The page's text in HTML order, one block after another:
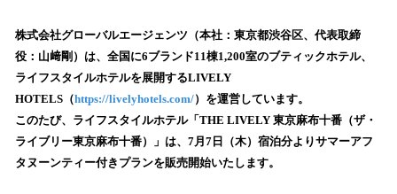
！
数
を
読
込
み
中
株式会社グローバルエージェンツ（本社：東京都渋谷区、代表取締
役：山﨑剛）は、全国に6ブランド11棟1,200室のブティックホテル、
ライフスタイルホテルを展開するLIVELY
HOTELS（https://livelyhotels.com/）を運営しています。
このたび、ライフスタイルホテル「THE LIVELY 東京麻布十番（ザ・
ライブリー東京麻布十番）」は、7月7日（木）宿泊分よりサマーアフ
タヌーンティー付きプランを販売開始いたします。